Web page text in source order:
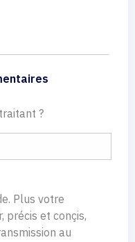
?
Plus votre
précis et conçis,
au